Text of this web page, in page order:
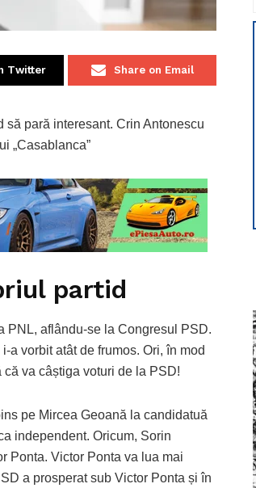
Twitter Share on Email
pară interesant. Crin Antonescu
„Casablanca”
partid
PNL, aflându-se la Congresul PSD.
a vorbit atât de frumos. Ori, în mod
va câștiga voturi de la PSD!
pe Mircea Geoană la candidatuă
independent. Oricum, Sorin
Ponta. Victor Ponta va lua mai
a prosperat sub Victor Ponta și în